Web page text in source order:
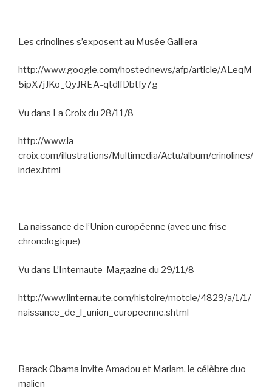
Les crinolines s’exposent au Musée Galliera
http://www.google.com/hostednews/afp/article/ALeqM
5ipX7jJKo_QyJREA-qtdlfDbtfy7g
Vu dans La Croix du 28/11/8
http://www.la-
croix.com/illustrations/Multimedia/Actu/album/crinolines/
index.html
La naissance de l’Union européenne (avec une frise
chronologique)
Vu dans L’Internaute-Magazine du 29/11/8
http://www.linternaute.com/histoire/motcle/4829/a/1/1/
naissance_de_l_union_europeenne.shtml
Barack Obama invite Amadou et Mariam, le célèbre duo
malien